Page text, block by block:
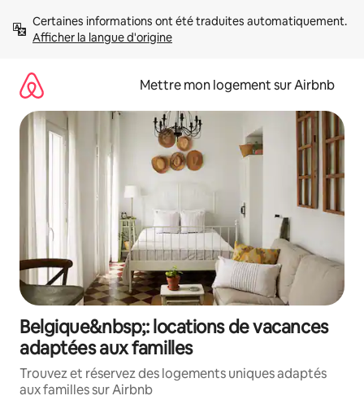
directement
Afficher la langue d'origine
Mettre mon logement sur Airbnb
Belgique&nbsp;: locations de vacances
adaptées aux familles
Trouvez et réservez des logements uniques adaptés
aux familles sur Airbnb